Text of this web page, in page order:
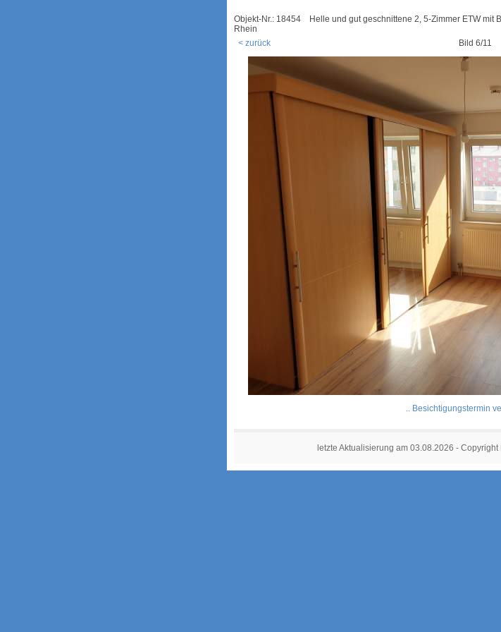
Objekt-Nr.: 18454 Helle und gut geschnittene 2, 5-Zimmer ETW
Rhein
< zurück
Bild 6/11
.. Besichtigungstermin
letzte Aktualisierung am 03.08.2026 -